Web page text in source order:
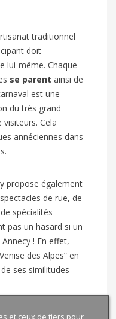
traditionnel
doit
lui-même. Chaque
se parent ainsi de
est une
du très grand
Cela
annéciennes dans
propose également
de rue, de
spécialités
pas un hasard si un
! En effet,
des Alpes” en
ses similitudes
et ceux de tiers pour